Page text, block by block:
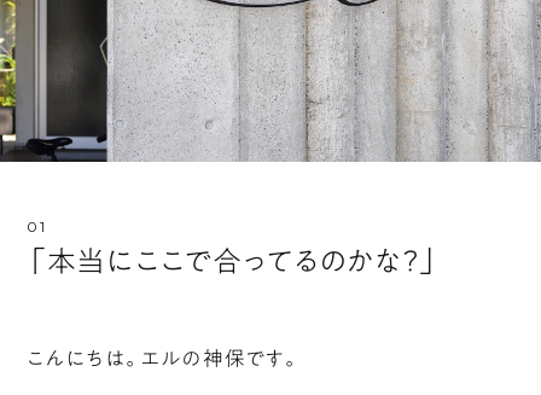
「本当にここで合ってるのかな？」
こんにちは。エルの神保です。